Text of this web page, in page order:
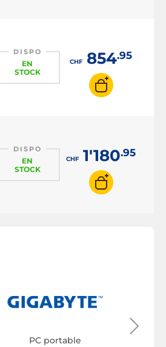
DISPO
EN
STOCK
CHF854.95
DISPO
EN
STOCK
CHF1'180.95
PC portable